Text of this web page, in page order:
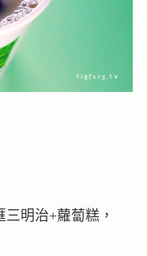
明治+蘿蔔糕，